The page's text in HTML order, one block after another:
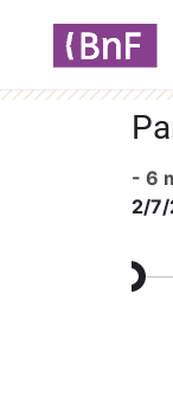
- 6
2/